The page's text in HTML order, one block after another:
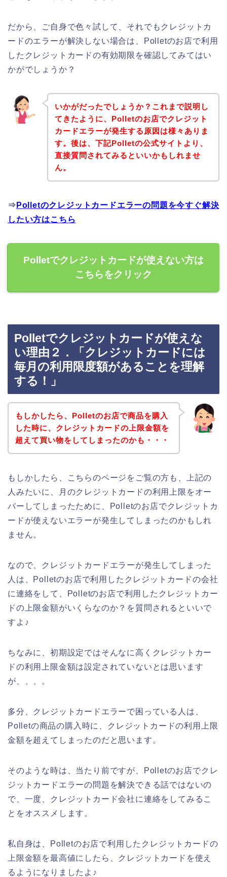
だから、ご自身で色々試して、それでもクレジットカ
ードのエラーが解決しない場合は、Polletのお店で利用
したクレジットカードの有効期限を確認してみてはい
かがでしょうか？
いかがだったでしょうか？これまで説明し
てきたように、Polletのお店でクレジット
カードエラーが発生する原因は様々ありま
す。後は、下記Polletの公式サイトより、
直接質問されてみるといいかもしれませ
ん。
⇒ Polletのクレジットカードエラーの問題を今すぐ解決
したい方はこちら
Polletでクレジットカードが使えない方は
こちらをクリック
Polletでクレジットカードが使えな
い理由２．「クレジットカードには
毎月の利用限度額があることを理解
する！」
もしかしたら、Polletのお店で商品を購入
した時に、クレジットカードの上限金額を
超えて買い物をしてしまったのかも・・・
もしかしたら、こちらのページをご覧の方も、上記の
人みたいに、月のクレジットカードの利用上限をオー
バーしてしまったために、Polletのお店でクレジットカ
ードが使えないエラーが発生してしまったのかもしれ
ません。
なので、クレジットカードエラーが発生してしまった
人は、Polletのお店で利用したクレジットカードの会社
に連絡をして、Polletのお店で利用したクレジットカー
ドの上限金額がいくらなのか？を質問されるといいで
すよ♪
ちなみに、初期設定ではそんなに高くクレジットカー
ドの利用上限金額は設定されていないとは思います
が、、、。
多分、クレジットカードエラーで困っている人は、
Polletの商品の購入時に、クレジットカードの利用上限
金額を超えてしまったのだと思います。
そのような時は、当たり前ですが、Polletのお店でクレ
ジットカードエラーの問題を解決できる話ではないの
で、一度、クレジットカード会社に連絡をしてみるこ
とをオススメします。
私自身は、Polletのお店で利用したクレジットカードの
上限金額を最高値にしたら、クレジットカードを使え
るようになりましたよ♪